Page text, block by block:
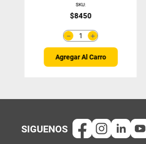
SKU:
$8450
＋
－
Agregar Al Carro